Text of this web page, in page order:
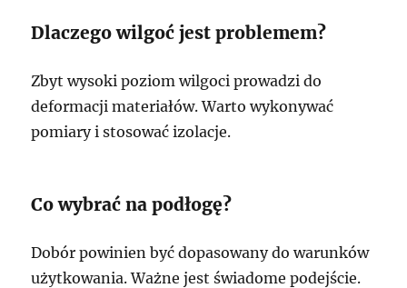
Dlaczego wilgoć jest problemem?
Zbyt wysoki poziom wilgoci prowadzi do
deformacji materiałów. Warto wykonywać
pomiary i stosować izolacje.
Co wybrać na podłogę?
Dobór powinien być dopasowany do warunków
użytkowania. Ważne jest świadome podejście.